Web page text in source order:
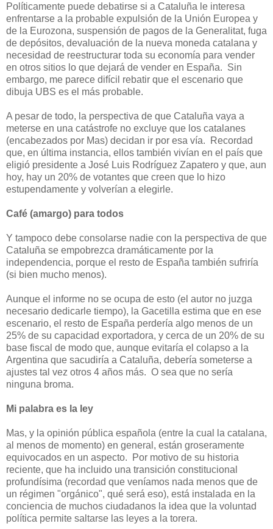
Políticamente puede debatirse si a Cataluña le interesa
enfrentarse a la probable expulsión de la Unión Europea y
de la Eurozona, suspensión de pagos de la Generalitat, fuga
de depósitos, devaluación de la nueva moneda catalana y
necesidad de reestructurar toda su economía para vender
en otros sitios lo que dejará de vender en España. Sin
embargo, me parece difícil rebatir que el escenario que
dibuja UBS es el más probable.
A pesar de todo, la perspectiva de que Cataluña vaya a
meterse en una catástrofe no excluye que los catalanes
(encabezados por Mas) decidan ir por esa vía.
Recordad
que, en última instancia, ellos también vivían en el país que
eligió presidente a José Luis Rodríguez Zapatero y que, aun
hoy, hay un 20% de votantes que creen que lo hizo
estupendamente y volverían a elegirle.
Café (amargo) para todos
Y tampoco debe consolarse nadie con la perspectiva de que
Cataluña se empobrezca dramáticamente por la
independencia, porque el resto de España también sufriría
(si bien mucho menos).
Aunque el informe no se ocupa de esto (el autor no juzga
necesario dedicarle tiempo), la Gacetilla estima que en ese
escenario, el resto de España perdería algo menos de un
25% de su capacidad exportadora, y cerca de un 20% de su
base fiscal de modo que, aunque evitaría el colapso a la
Argentina que sacudiría a Cataluña, debería someterse a
ajustes tal vez otros 4 años más. O sea que no sería
ninguna broma.
Mi palabra es la ley
Mas, y la opinión pública española (entre la cual la catalana,
al menos de momento) en general, están groseramente
equivocados en un aspecto.
Por motivo de su historia
reciente, que ha incluido una transición constitucional
profundísima (recordad que veníamos nada menos que de
un régimen "orgánico", qué será eso), está instalada en la
conciencia de muchos ciudadanos la idea que la voluntad
política permite saltarse las leyes a la torera.